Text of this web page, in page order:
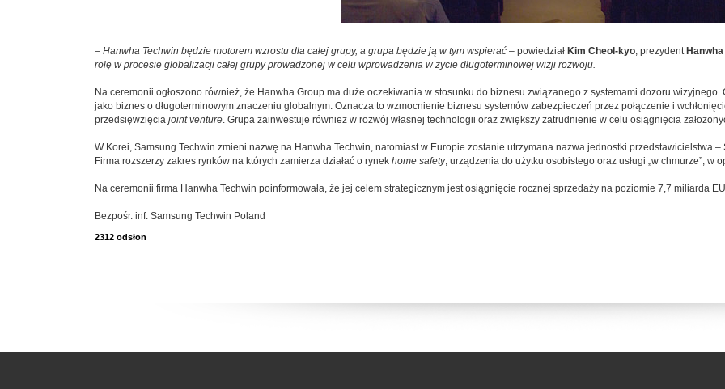
– Hanwha Techwin będzie motorem wzrostu dla całej grupy, a grupa będzie ją w tym wspierać – powiedział Kim Cheol-kyo, prezydent
rolę w procesie globalizacji całej grupy prowadzonej w celu wprowadzenia w życie długoterminowej wizji rozwoju.
Na ceremonii ogłoszono również, że Hanwha Group ma duże oczekiwania w stosunku do biznesu związanego z systemami dozoru
jako biznes o długoterminowym znaczeniu globalnym. Oznacza to wzmocnienie biznesu systemów zabezpieczeń przez połączenie i
przedsięwzięcia joint venture. Grupa zainwestuje również w rozwój własnej technologii oraz zwiększy zatrudnienie w celu osiągnięcia
W Korei, Samsung Techwin zmieni nazwę na Hanwha Techwin, natomiast w Europie zostanie utrzymana nazwa jednostki przedstawicielstwa
Firma rozszerzy zakres rynków na których zamierza działać o rynek home safety, urządzenia do użytku osobistego oraz usługi „w chmurze”,
Na ceremonii firma Hanwha Techwin poinformowała, że jej celem strategicznym jest osiągnięcie rocznej sprzedaży na poziomie 7,7 miliarda
Bezpośr. inf. Samsung Techwin Poland
2312 odsłon